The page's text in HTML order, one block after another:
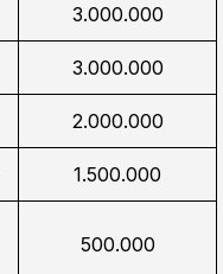
3.000.000
3.000.000
2.000.000
1.500.000
500.000